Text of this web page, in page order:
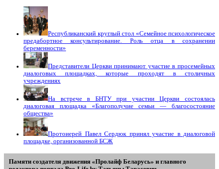
Республиканский круглый стол «Семейное психологическое
предабортное консультирование. Роль отца в сохранении
беременности»
Представители Церкви принимают участие в просемейных
диалоговых площадках, которые проходят в столичных
учреждениях
На встрече в БНТУ при участии Церкви состоялась
диалоговая площадка «Благополучие семьи — благосостояние
общества»
Протоиерей Павел Сердюк принял участие в диалоговой
площадке, организованной БСЖ
Памяти создателя движения «Пролайф Беларусь» и главного